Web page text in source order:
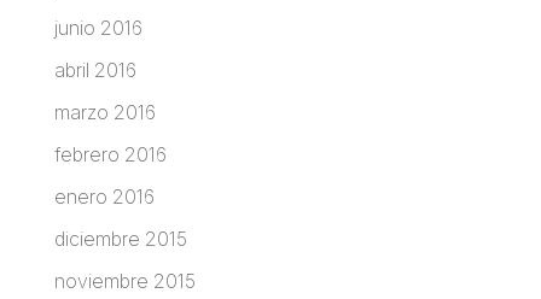
junio 2016
abril 2016
marzo 2016
febrero 2016
enero 2016
diciembre 2015
noviembre 2015